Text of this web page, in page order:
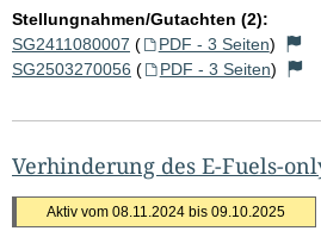
Stellungnahmen/Gutachten (2):
SG2411080007 ( PDF - 3 Seiten)
SG2503270056 ( PDF - 3 Seiten)
Verhinderung des E-Fuels-
Aktiv vom 08.11.2024 bis 09.10.2025